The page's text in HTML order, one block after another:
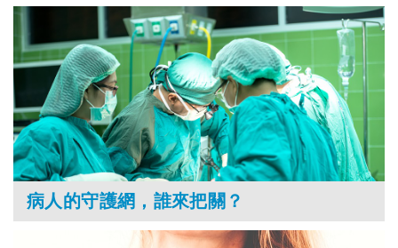
病人的守護網，誰來把關？